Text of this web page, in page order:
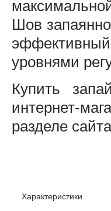
Шов
уровнями
Купить
интернет-
разделе
Характеристики